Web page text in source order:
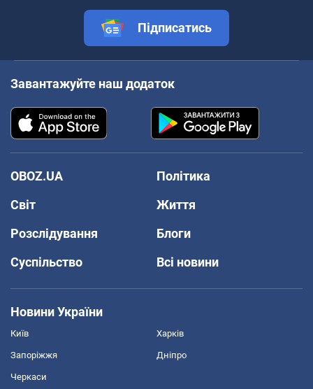
Підписатись
Завантажуйте наш додаток
OBOZ.UA
Політика
Світ
Життя
Розслідування
Блоги
Суспільство
Всі новини
Новини України
Київ Харків
Запоріжжя Дніпро
Черкаси